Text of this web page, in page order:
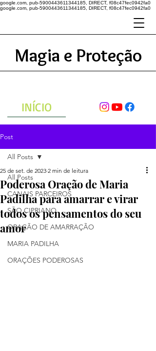
google.com, pub-5900443611344185, DIRECT, f08c47fec0942fa0
google.com, pub-5900443611344185, DIRECT, f08c47fec0942fa0
Magia e Proteção
INÍCIO
Post
All Posts
CANAIS PARCEIROS
SÃO CIPRIANO
ORAÇÃO DE AMARRAÇÃO
MARIA PADILHA
ORAÇÕES PODEROSAS
All Posts
Poderosa Oração de Maria
Padilha para amarrar e virar
todos os pensamentos do seu
amor
25 de set. de 2023 2 min de leitura